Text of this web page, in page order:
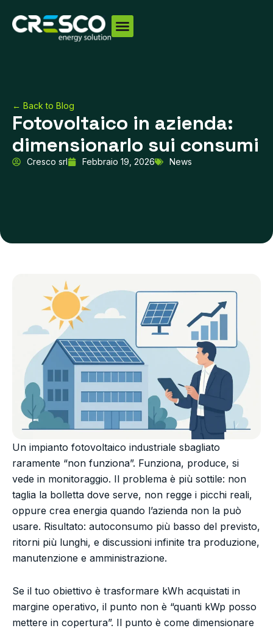
← Back to Blog
Fotovoltaico in azienda:
dimensionarlo sui consumi
Cresco srl Febbraio 19, 2026 News
Un impianto fotovoltaico industriale sbagliato
raramente “non funziona”. Funziona, produce, si
vede in monitoraggio. Il problema è più sottile: non
taglia la bolletta dove serve, non regge i picchi reali,
oppure crea energia quando l’azienda non la può
usare. Risultato: autoconsumo più basso del previsto,
ritorni più lunghi, e discussioni infinite tra produzione,
manutenzione e amministrazione.
Se il tuo obiettivo è trasformare kWh acquistati in
margine operativo, il punto non è “quanti kWp posso
mettere in copertura”. Il punto è come dimensionare